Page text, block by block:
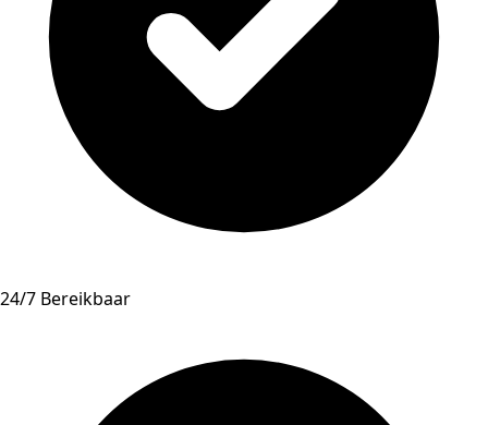
24/7 Bereikbaar